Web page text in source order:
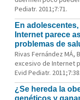
Pediatr. 2011;7:71.
En
Internet parece
problemas de
Rivas Fernández MÁ,
excesivo de Internet
Evid Pediatr. 2011;7:38.
¿Se hereda la
genéticos y